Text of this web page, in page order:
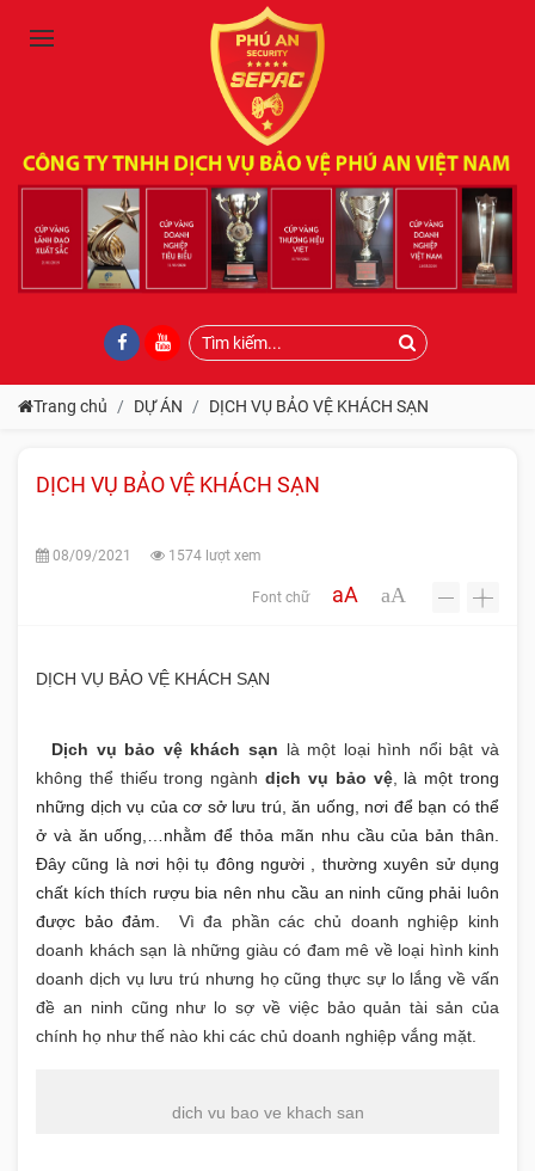
Trang chủ DỰ ÁN DỊCH VỤ BẢO VỆ KHÁCH SẠN
DỊCH VỤ BẢO VỆ KHÁCH SẠN
08/09/2021 1574 lượt xem
Font chữ aA aA - +
DỊCH VỤ BẢO VỆ KHÁCH SẠN
Dịch vụ bảo vệ khách sạn là một loại hình nổi bật và
không thể thiếu trong ngànhdịch vụ bảo vệ,
là một trong
những dịch vụ của cơ sở lưu trú, ăn uống, nơi để bạn có thể
ở và ăn uống,…nhằm để thỏa mãn nhu cầu của bản thân.
Đây cũng là nơi hội tụ đông người , thường xuyên sử dụng
chất kích thích rượu bia nên nhu cầu an ninh cũng phải luôn
được bảo đảm.
Vì đa phần các chủ doanh nghiệp kinh
doanh khách sạn là những giàu có đam mê về loại hình kinh
doanh dịch vụ lưu trú nhưng họ cũng thực sự lo lắng về vấn
đề an ninh cũng như lo sợ về việc bảo quản tài sản của
chính họ như thế nào khi các chủ doanh nghiệp vắng mặt.
dich vu bao ve khach san